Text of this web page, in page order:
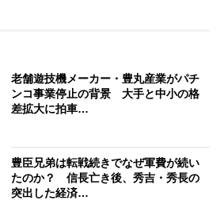
老舗遊技機メーカー・豊丸産業がパチ
ンコ事業停止の背景 大手と中小の格
差拡大に拍車…
豊臣兄弟は転戦続きでなぜ軍費が続い
たのか？ 信長亡き後、秀吉・秀長の
突出した経済…